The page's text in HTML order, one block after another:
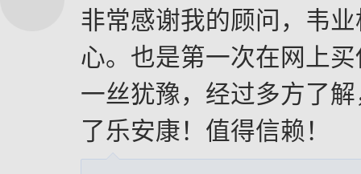
非常感谢我的顾问，韦
心。也是第一次在网上
一丝犹豫，经过多方了
了乐安康！值得信赖！